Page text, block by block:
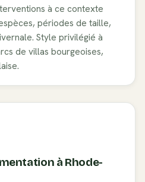
à ce contexte
périodes de taille,
Style privilégié à
de villas bourgeoises,
.
à Rhode-